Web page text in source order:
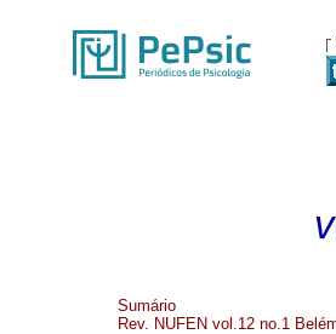
Sumário
Rev. NUFEN vol.12 no.1